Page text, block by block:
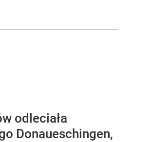
odleciała
Donaueschingen,